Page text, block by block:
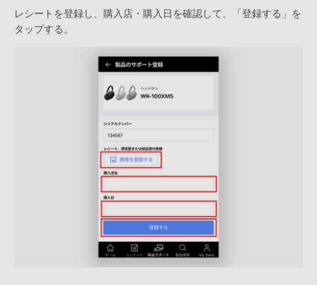
レシートを登録し、購入店・購入日を確認して、「登録する」を
タップする。